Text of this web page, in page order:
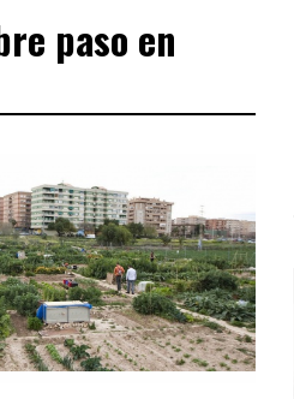
paso en